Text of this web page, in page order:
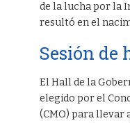
de la lucha por la
resultó en el
Sesión de
El Hall de la
elegido por el
(CMO) para llevar